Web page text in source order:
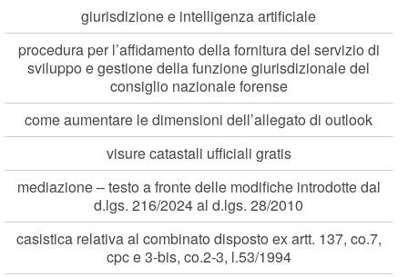
giurisdizione e intelligenza artificiale
procedura per l’affidamento della fornitura del servizio di
sviluppo e gestione della funzione giurisdizionale del
consiglio nazionale forense
come aumentare le dimensioni dell’allegato di outlook
visure catastali ufficiali gratis
mediazione – testo a fronte delle modifiche introdotte dal
d.lgs. 216/2024 al d.lgs. 28/2010
casistica relativa al combinato disposto ex artt. 137, co.7,
cpc e 3-bis, co.2-3, l.53/1994